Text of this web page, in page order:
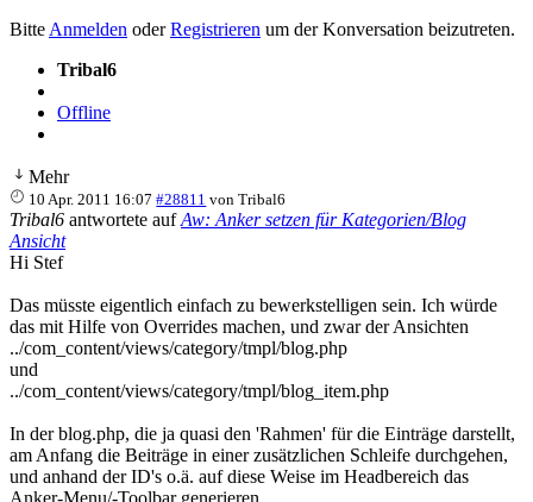
Bitte Anmelden oderRegistrieren um der Konversation beizutreten.
Tribal6
Offline
Mehr
10 Apr. 2011 16:07 #28811 vonTribal6
Tribal6 antwortete aufAw: Anker setzen für Kategorien/Blog
Ansicht
Hi Stef
Das müsste eigentlich einfach zu bewerkstelligen sein. Ich würde
das mit Hilfe von Overrides machen, und zwar der Ansichten
../com_content/views/category/tmpl/blog.php
und
../com_content/views/category/tmpl/blog_item.php
In der blog.php, die ja quasi den 'Rahmen' für die Einträge darstellt,
am Anfang die Beiträge in einer zusätzlichen Schleife durchgehen,
und anhand der ID's o.ä. auf diese Weise im Headbereich das
Anker-Menu/-Toolbar generieren.